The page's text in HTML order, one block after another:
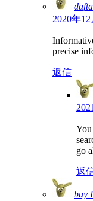
2020年
precise
返信
go
返
buy